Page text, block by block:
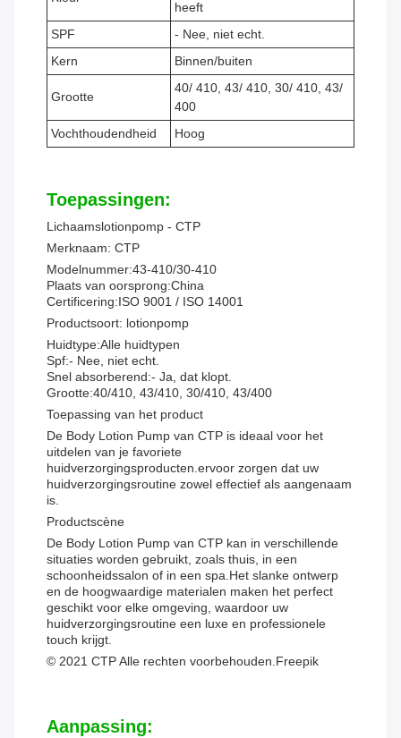
heeft
SPF
- Nee, niet echt.
Kern
Binnen/buiten
Grootte
40/ 410, 43/ 410, 30/ 410, 43/
400
Vochthoudendheid
Hoog
Toepassingen:
Lichaamslotionpomp - CTP
Merknaam: CTP
Modelnummer:43-410/30-410
Plaats van oorsprong:China
Certificering:ISO 9001 / ISO 14001
Productsoort: lotionpomp
Huidtype:Alle huidtypen
Spf:- Nee, niet echt.
Snel absorberend:- Ja, dat klopt.
Grootte:40/410, 43/410, 30/410, 43/400
Toepassing van het product
De Body Lotion Pump van CTP is ideaal voor het
uitdelen van je favoriete
huidverzorgingsproducten.ervoor zorgen dat uw
huidverzorgingsroutine zowel effectief als aangenaam
is.
Productscène
De Body Lotion Pump van CTP kan in verschillende
situaties worden gebruikt, zoals thuis, in een
schoonheidssalon of in een spa.Het slanke ontwerp
en de hoogwaardige materialen maken het perfect
geschikt voor elke omgeving, waardoor uw
huidverzorgingsroutine een luxe en professionele
touch krijgt.
© 2021 CTP Alle rechten voorbehouden.Freepik
Aanpassing: